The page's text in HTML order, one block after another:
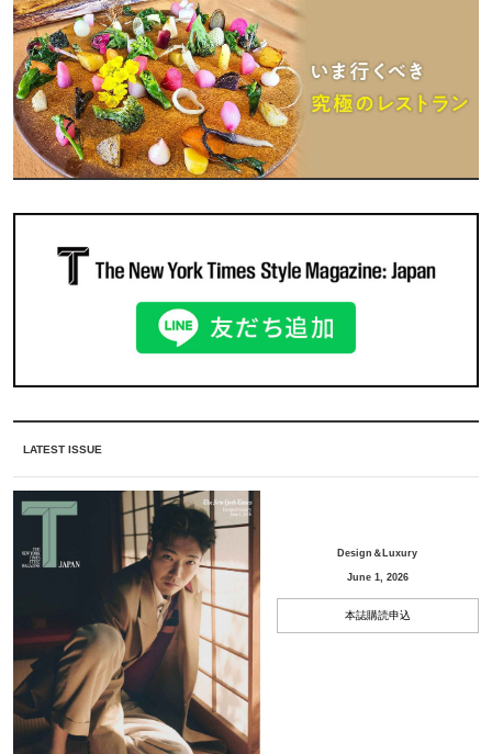
LATEST ISSUE
Design＆Luxury
June 1, 2026
本誌購読申込